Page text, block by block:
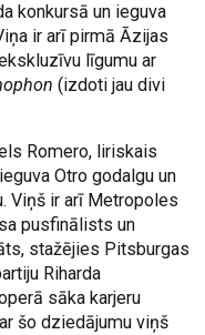
konkursā un ieguva
ir arī pirmā Āzijas
līgumu ar
(izdoti jau divi
Romero, liriskais
Otro godalgu un
Viņš ir arī Metropoles
pusfinālists un
stažējies Pitsburgas
Riharda
sāka karjeru
šo dziedājumu viņš